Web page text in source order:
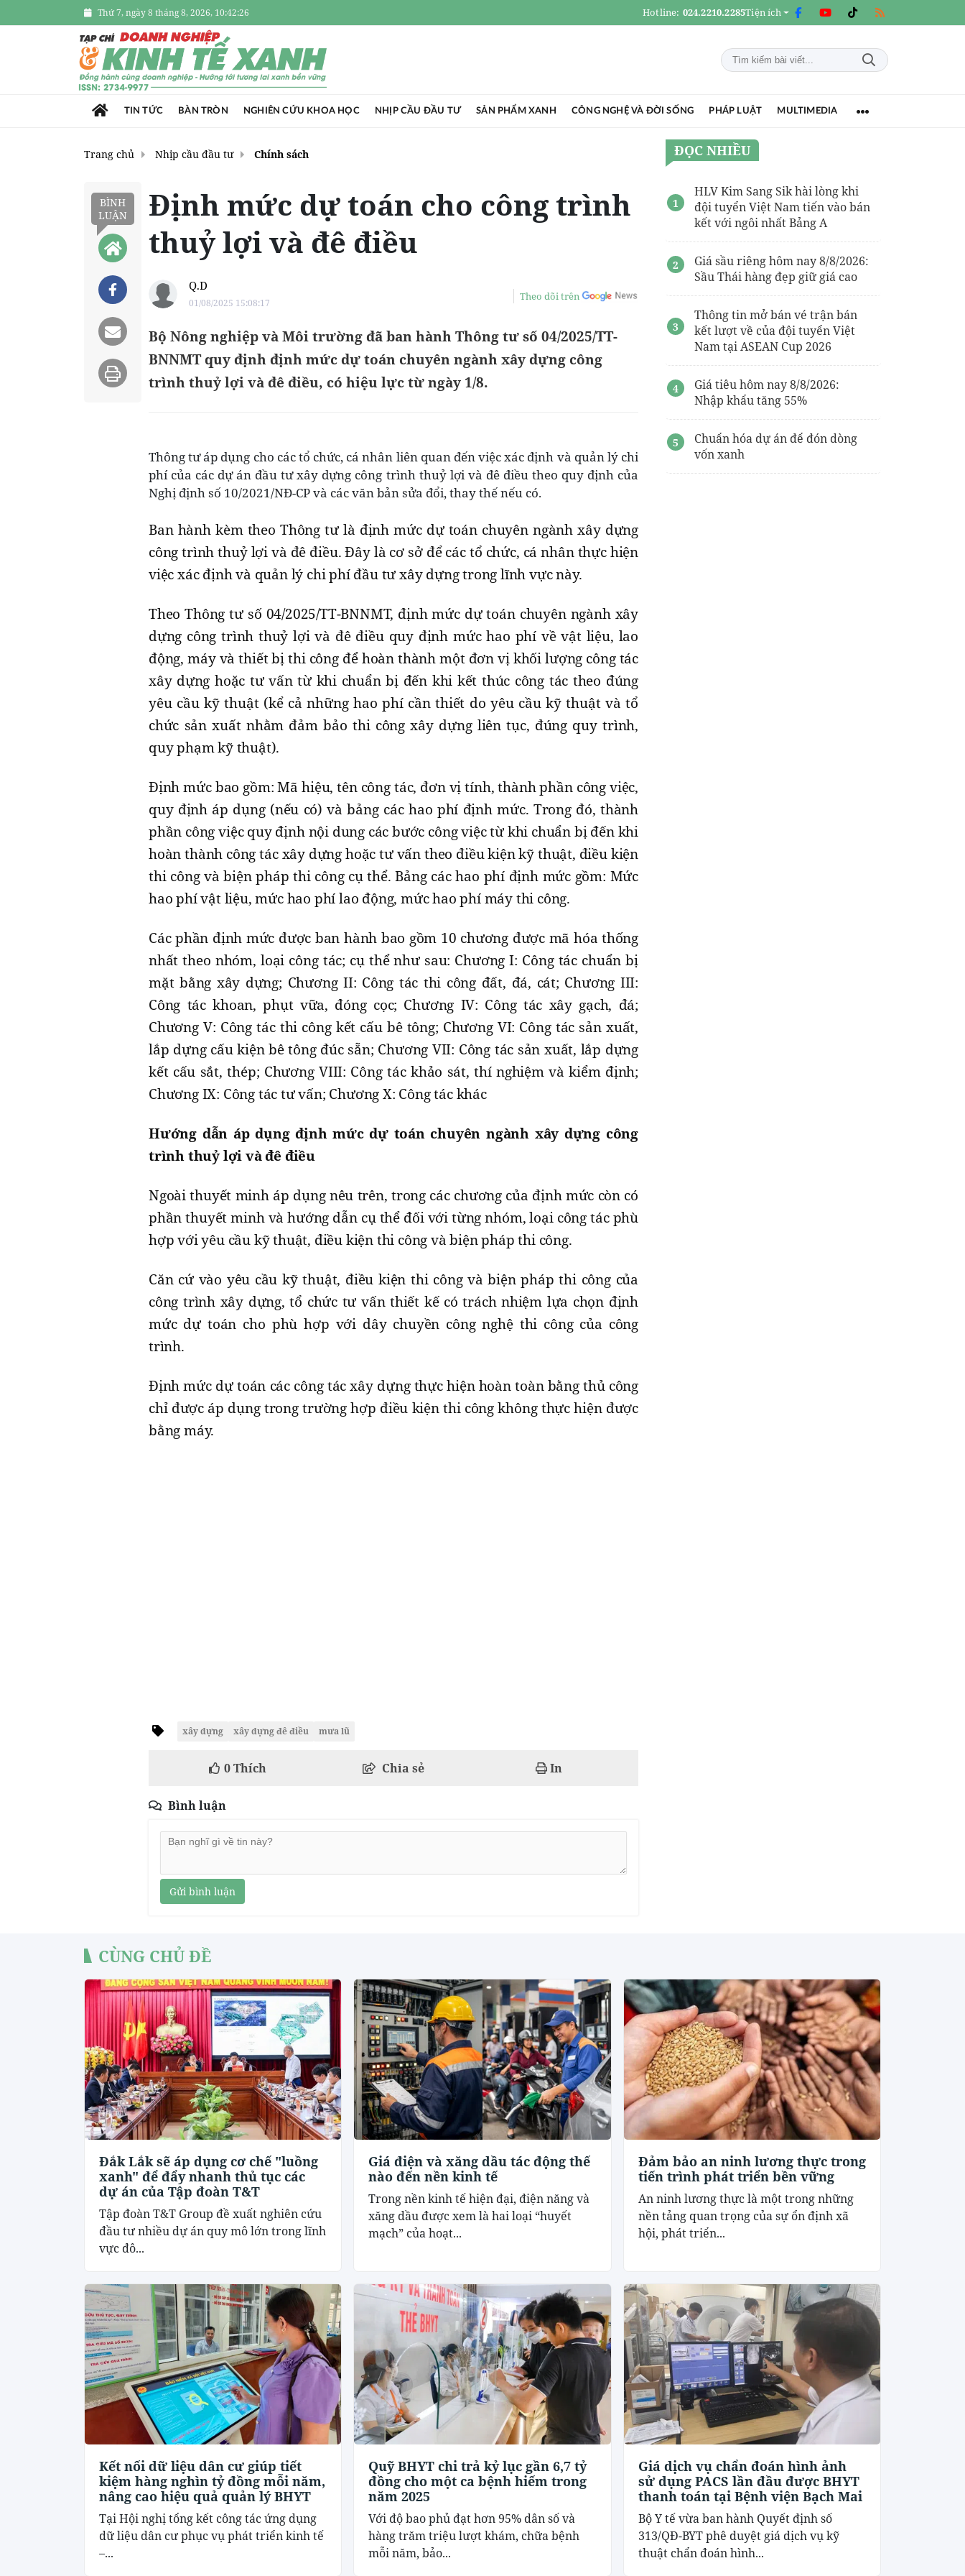
Thứ 7, ngày 8 tháng 8, 2026, 10:42:27 Hotline: 024.2210.2285Tiện ích
TIN TỨC BÀN TRÒN NGHIÊN CỨU KHOA HỌC NHỊP CẦU ĐẦU TƯ SẢN PHẨM XANH CÔNG NGHỆ VÀ ĐỜI SỐNG PHÁP LUẬT MULTIMEDIA
Trang chủ Nhịp cầu đầu tư Chính sách
BÌNH
LUẬN
Định mức dự toán cho công trình
thuỷ lợi và đê điều
Q.D
01/08/2025 15:08:17
Theo dõi trên
Bộ Nông nghiệp và Môi trường đã ban hành Thông tư số 04/2025/TT-
BNNMT quy định định mức dự toán chuyên ngành xây dựng công
trình thuỷ lợi và đê điều, có hiệu lực từ ngày 1/8.
Thông tư áp dụng cho các tổ chức, cá nhân liên quan đến việc xác định và quản lý chi
phí của các dự án đầu tư xây dựng công trình thuỷ lợi và đê điều theo quy định của
Nghị định số 10/2021/NĐ-CP và các văn bản sửa đổi, thay thế nếu có.
Ban hành kèm theo Thông tư là định mức dự toán chuyên ngành xây dựng
công trình thuỷ lợi và đê điều. Đây là cơ sở để các tổ chức, cá nhân thực hiện
việc xác định và quản lý chi phí đầu tư xây dựng trong lĩnh vực này.
Theo Thông tư số 04/2025/TT-BNNMT, định mức dự toán chuyên ngành xây
dựng công trình thuỷ lợi và đê điều quy định mức hao phí về vật liệu, lao
động, máy và thiết bị thi công để hoàn thành một đơn vị khối lượng công tác
xây dựng hoặc tư vấn từ khi chuẩn bị đến khi kết thúc công tác theo đúng
yêu cầu kỹ thuật (kể cả những hao phí cần thiết do yêu cầu kỹ thuật và tổ
chức sản xuất nhằm đảm bảo thi công xây dựng liên tục, đúng quy trình,
quy phạm kỹ thuật).
Định mức bao gồm: Mã hiệu, tên công tác, đơn vị tính, thành phần công việc,
quy định áp dụng (nếu có) và bảng các hao phí định mức. Trong đó, thành
phần công việc quy định nội dung các bước công việc từ khi chuẩn bị đến khi
hoàn thành công tác xây dựng hoặc tư vấn theo điều kiện kỹ thuật, điều kiện
thi công và biện pháp thi công cụ thể. Bảng các hao phí định mức gồm: Mức
hao phí vật liệu, mức hao phí lao động, mức hao phí máy thi công.
Các phần định mức được ban hành bao gồm 10 chương được mã hóa thống
nhất theo nhóm, loại công tác; cụ thể như sau: Chương I: Công tác chuẩn bị
mặt bằng xây dựng; Chương II: Công tác thi công đất, đá, cát; Chương III:
Công tác khoan, phụt vữa, đóng cọc; Chương IV: Công tác xây gạch, đá;
Chương V: Công tác thi công kết cấu bê tông; Chương VI: Công tác sản xuất,
lắp dựng cấu kiện bê tông đúc sẵn; Chương VII: Công tác sản xuất, lắp dựng
kết cấu sắt, thép; Chương VIII: Công tác khảo sát, thí nghiệm và kiểm định;
Chương IX: Công tác tư vấn; Chương X: Công tác khác
Hướng dẫn áp dụng định mức dự toán chuyên ngành xây dựng công
trình thuỷ lợi và đê điều
Ngoài thuyết minh áp dụng nêu trên, trong các chương của định mức còn có
phần thuyết minh và hướng dẫn cụ thể đối với từng nhóm, loại công tác phù
hợp với yêu cầu kỹ thuật, điều kiện thi công và biện pháp thi công.
Căn cứ vào yêu cầu kỹ thuật, điều kiện thi công và biện pháp thi công của
công trình xây dựng, tổ chức tư vấn thiết kế có trách nhiệm lựa chọn định
mức dự toán cho phù hợp với dây chuyền công nghệ thi công của công
trình.
Định mức dự toán các công tác xây dựng thực hiện hoàn toàn bằng thủ công
chỉ được áp dụng trong trường hợp điều kiện thi công không thực hiện được
bằng máy.
xây dựng xây dựng đê điều mưa lũ
0Thích Chia sẻ In
Bình luận
Gửi bình luận
ĐỌC NHIỀU
HLV Kim Sang Sik hài lòng khi
đội tuyển Việt Nam tiến vào bán
kết với ngôi nhất Bảng A
Giá sầu riêng hôm nay 8/8/2026:
Sầu Thái hàng đẹp giữ giá cao
Thông tin mở bán vé trận bán
kết lượt về của đội tuyển Việt
Nam tại ASEAN Cup 2026
Giá tiêu hôm nay 8/8/2026:
Nhập khẩu tăng 55%
Chuẩn hóa dự án để đón dòng
vốn xanh
CÙNG CHỦ ĐỀ
Đắk Lắk sẽ áp dụng cơ chế "luồng
xanh" để đẩy nhanh thủ tục các
dự án của Tập đoàn T&T
Tập đoàn T&T Group đề xuất nghiên cứu
đầu tư nhiều dự án quy mô lớn trong lĩnh
vực đô...
Giá điện và xăng dầu tác động thế
nào đến nền kinh tế
Trong nền kinh tế hiện đại, điện năng và
xăng dầu được xem là hai loại “huyết
mạch” của hoạt...
Đảm bảo an ninh lương thực trong
tiến trình phát triển bền vững
An ninh lương thực là một trong những
nền tảng quan trọng của sự ổn định xã
hội, phát triển...
Kết nối dữ liệu dân cư giúp tiết
kiệm hàng nghìn tỷ đồng mỗi năm,
nâng cao hiệu quả quản lý BHYT
Tại Hội nghị tổng kết công tác ứng dụng
dữ liệu dân cư phục vụ phát triển kinh tế
–...
Quỹ BHYT chi trả kỷ lục gần 6,7 tỷ
đồng cho một ca bệnh hiếm trong
năm 2025
Với độ bao phủ đạt hơn 95% dân số và
hàng trăm triệu lượt khám, chữa bệnh
mỗi năm, bảo...
Giá dịch vụ chẩn đoán hình ảnh
sử dụng PACS lần đầu được BHYT
thanh toán tại Bệnh viện Bạch Mai
Bộ Y tế vừa ban hành Quyết định số
313/QĐ-BYT phê duyệt giá dịch vụ kỹ
thuật chẩn đoán hình...